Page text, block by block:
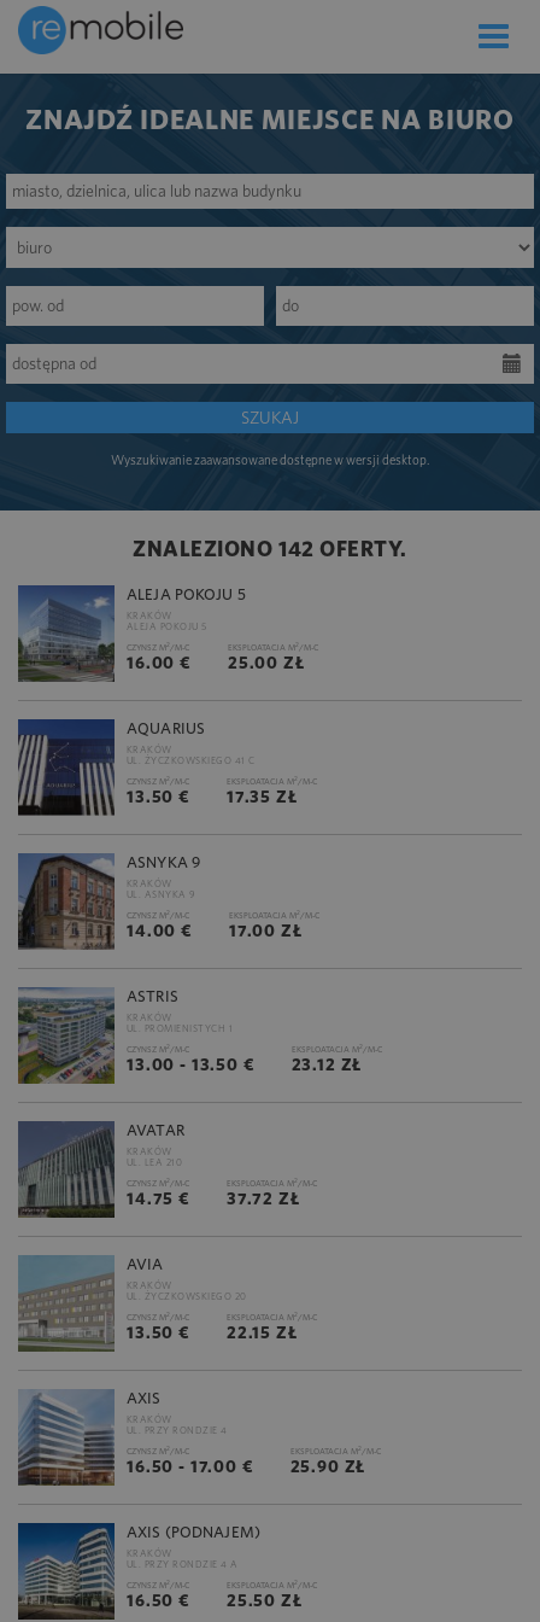
Toggle
ZNAJDŹ IDEALNE MIEJSCE NA BIURO
SZUKAJ
Wyszukiwanie zaawansowane dostępne w wersji desktop.
ZNALEZIONO 142 OFERTY.
ALEJA POKOJU 5
KRAKÓW
ALEJA POKOJU 5
CZYNSZ M2 /M-C
16.00 €
EKSPLOATACJA M2 /M-C
25.00 ZŁ
AQUARIUS
KRAKÓW
UL. ŻYCZKOWSKIEGO 41 C
CZYNSZ M2 /M-C
13.50 €
EKSPLOATACJA M2 /M-C
17.35 ZŁ
ASNYKA 9
KRAKÓW
UL. ASNYKA 9
CZYNSZ M2 /M-C
14.00 €
EKSPLOATACJA M2 /M-C
17.00 ZŁ
ASTRIS
KRAKÓW
UL. PROMIENISTYCH 1
CZYNSZ M2 /M-C
13.00 - 13.50 €
EKSPLOATACJA M2 /M-C
23.12 ZŁ
AVATAR
KRAKÓW
UL. LEA 210
CZYNSZ M2 /M-C
14.75 €
EKSPLOATACJA M2 /M-C
37.72 ZŁ
AVIA
KRAKÓW
UL. ŻYCZKOWSKIEGO 20
CZYNSZ M2 /M-C
13.50 €
EKSPLOATACJA M2 /M-C
22.15 ZŁ
AXIS
KRAKÓW
UL. PRZY RONDZIE 4
CZYNSZ M2 /M-C
16.50 - 17.00 €
EKSPLOATACJA M2 /M-C
25.90 ZŁ
AXIS (PODNAJEM)
KRAKÓW
UL. PRZY RONDZIE 4 A
CZYNSZ M2 /M-C
16.50 €
EKSPLOATACJA M2 /M-C
25.50 ZŁ